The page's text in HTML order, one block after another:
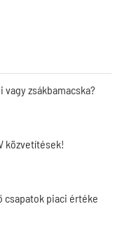
zsákbamacska?
közvetítések!
csapatok piaci értéke